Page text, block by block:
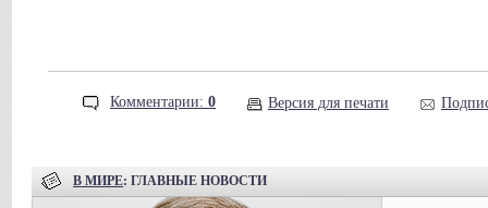
Комментарии: 0 Версия для печати
В МИРЕ: ГЛАВНЫЕ НОВОСТИ